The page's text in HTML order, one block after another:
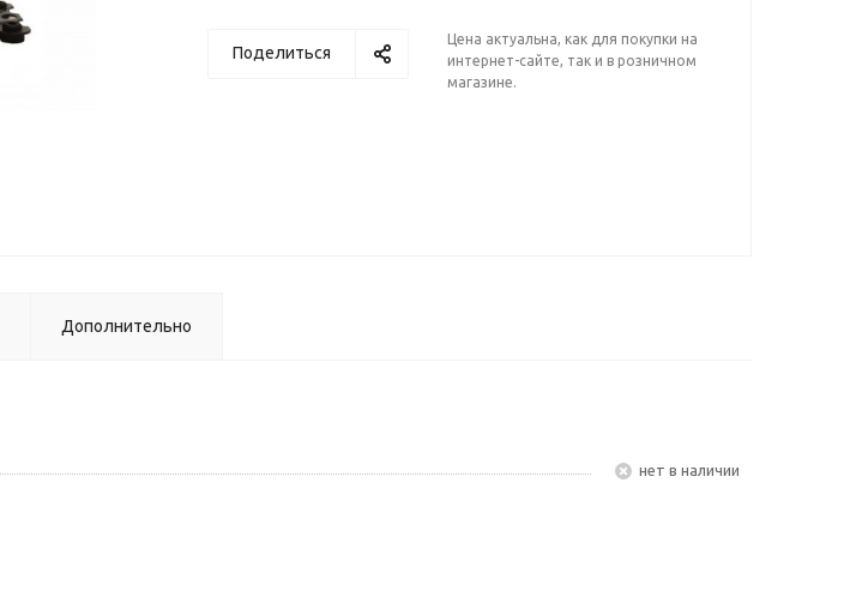
Поделиться
Цена актуальна, как для покупки на
интернет-сайте, так и в розничном
магазине.
Дополнительно
Нет в наличии